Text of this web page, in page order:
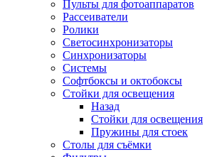
Пульты для фотоаппаратов
Рассеиватели
Ролики
Светосинхронизаторы
Синхронизаторы
Системы
Софтбоксы и октобоксы
Стойки для освещения
Назад
Стойки для освещения
Пружины для стоек
Столы для съёмки